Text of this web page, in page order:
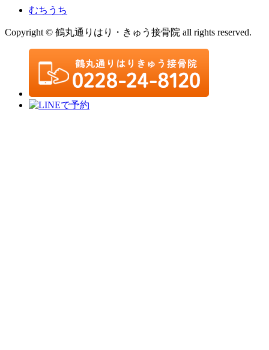
むちうち
Copyright © 鶴丸通りはり・きゅう接骨院 all rights reserved.